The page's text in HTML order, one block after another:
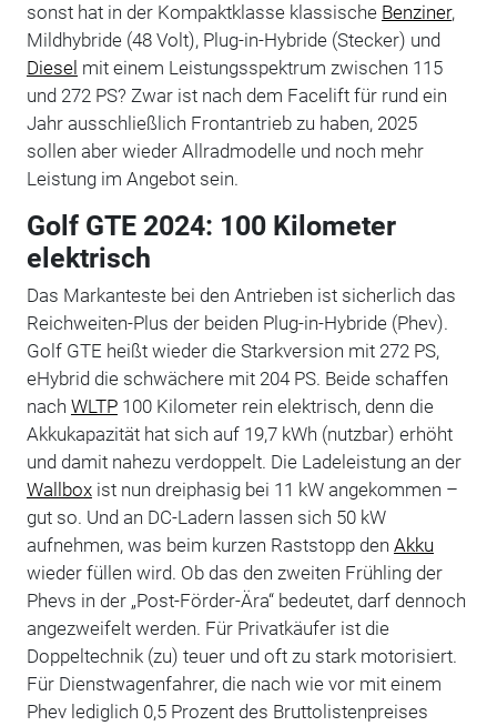
sonst hat in der Kompaktklasse klassische Benziner,
Mildhybride (48 Volt), Plug-in-Hybride (Stecker) und
Diesel mit einem Leistungsspektrum zwischen 115
und 272 PS? Zwar ist nach dem Facelift für rund ein
Jahr ausschließlich Frontantrieb zu haben, 2025
sollen aber wieder Allradmodelle und noch mehr
Leistung im Angebot sein.
Golf GTE 2024: 100 Kilometer
elektrisch
Das Markanteste bei den Antrieben ist sicherlich das
Reichweiten-Plus der beiden Plug-in-Hybride (Phev).
Golf GTE heißt wieder die Starkversion mit 272 PS,
eHybrid die schwächere mit 204 PS. Beide schaffen
nach WLTP100 Kilometer rein elektrisch, denn die
Akkukapazität hat sich auf 19,7 kWh (nutzbar) erhöht
und damit nahezu verdoppelt. Die Ladeleistung an der
Wallboxist nun dreiphasig bei 11 kW angekommen –
gut so. Und an DC-Ladern lassen sich 50 kW
aufnehmen, was beim kurzen Raststopp den Akku
wieder füllen wird. Ob das den zweiten Frühling der
Phevs in der „Post-Förder-Ära“ bedeutet, darf dennoch
angezweifelt werden. Für Privatkäufer ist die
Doppeltechnik (zu) teuer und oft zu stark motorisiert.
Für Dienstwagenfahrer, die nach wie vor mit einem
Phev lediglich 0,5 Prozent des Bruttolistenpreises